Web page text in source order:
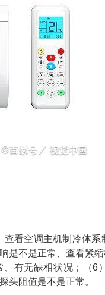
看空调主机制冷体
是不是正常、查看紧
有无缺相状况；（6
头阻值是不是正常。